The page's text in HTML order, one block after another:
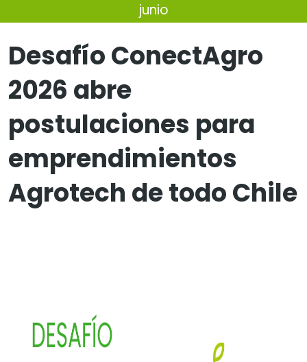
junio
Desafío ConectAgro
2026 abre
postulaciones para
emprendimientos
Agrotech de todo Chile